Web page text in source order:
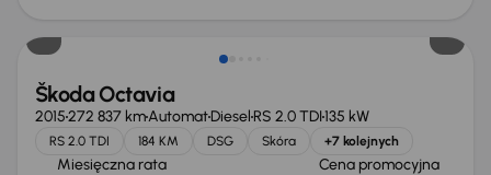
Škoda Octavia
2015272 837 kmAutomatDiesel RS 2.0 TDI135 kW
RS 2.0 TDI 184 KM DSG Skóra +7 kolejnych
Miesięczna rata Cena promocyjna